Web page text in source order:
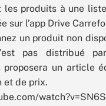
les produits à une
sur l’app Drive
un produit non
pas distribué
proposera un article
et de prix.